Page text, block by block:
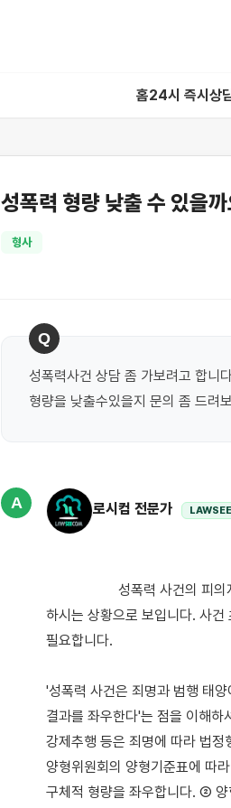
홈24시 즉시상
성폭력 형량 낮출 수 있을
형사
Q
성폭력사건 상담 좀 가보려고 합니
형량을 낮출수있을지 문의 좀 드려
A 로시컴 전문가
하시는 상황으로 보입니다. 사건
필요합니다.
'성폭력 사건은 죄명과 범행 태
결과를 좌우한다'는 점을 이해
강제추행 등은 죄명에 따라 법
양형위원회의 양형기준표에 따
구체적 형량을 좌우합니다. ②